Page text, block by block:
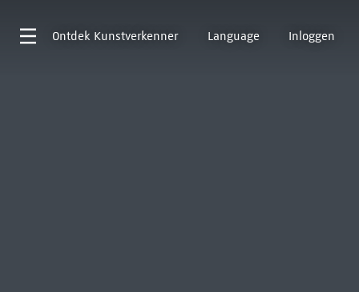
Ontdek Kunstverkenner Language Inloggen